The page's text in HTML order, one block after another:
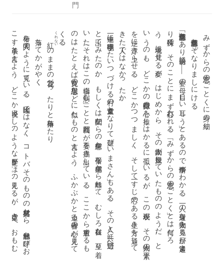
門
みずからの意志のごとくに身の細り
思惟菩薩とぞなりましにける
「思惟菩薩」とあり傍題に「
――
妻の母
、目
し
い耳
し
う」
と
あ
る
の
で事情
が
わ
か
る
。一人
の身近
な人物
を見
る目
が通常
よ
り特殊で
、
そ
の
こ
と
に
ま
ず心打
た
れ
る
。「
み
ず
か
ら
の意志
の
ご
と
く」
と
は何
だ
ろ
う。老境
に見
せ
る姿
が
、
は
じ
め
か
ら
、
そ
の人物
が庶幾
し
て
い
た
も
の
の
よ
う
だ
、
と
いう
の
も
、
ど
こ
か
の即身仏
の心
を推
し
は
か
る
に似
て
い
る
が
、
こ
の表現
が
、
そ
の人物
の平素
を逆に浮
き上
ら
せ
る
。
ど
こ
か
つ
つ
ま
し
く
、
そ
し
て一
す
じ芯
の
あ
る生
き方
を通
し
て
きた人
で
は
な
か
っ
た
か
。
一連中に「手毬唄
う
た
い
つ
づ
け
る村
の道童女
と
な
り
て遊
び
い
ま
さ
ん」
も
あ
る
。
そ
の人
と共
に野辺
へ
と出て
み
た
の
か
、
も
し
く
は伝聞
か
ら
の想像
か
、平俗
な感傷
か
ら離
れ
て
、
む
し
ろ自在
な
、至
り着
いた（
そ
れ
は
こ
の場合
、「病
む」
こ
と
と同義
だ
が）姿
を描
き出
し
て
い
る
。
こ
こ
か
ら放射
す
る
も
のは
た
と
え
ば良寛
の思想
な
ど
に似
た
も
の
と言
え
よ
う
。
ふ
か
ぶ
か
と迫
る作者
の心
が見
え
て
くる
。
くれない
のままの花首べったりと椿落ちたり
落ちてかがやく
椿を人間
の
よ
う
に見
て
い
る
。比喩
で
は
な
く
、
コ
ト
バ
そ
の
も
の
の材質感
か
ら
、感触
を呼
び
お
こす手法
と言
え
よ
う
。
ど
こ
か説経
ぶ
し
の
よ
う
な世界
が
ほ
の見
え
る
が
、空虚
さ
へ
お
も
む
きは
し
な
い
。目
を離
せ
ば作者
の心
は
ま
た別
の
も
の
へ
と移
り変
る
だ
ろ
う
。折々
の心
で
も
の
を見る
ま
な
ざ
し
が作者
の場合
、入念
で
、
た
や
す
く移
ろ
う
こ
と
は
な
い
が
、
い
わ
ば
、心
の色で対象
を染
め
て
ゆ
く在
り方
が
や
は
り特殊
だ
と言
え
る
だ
ろ
う